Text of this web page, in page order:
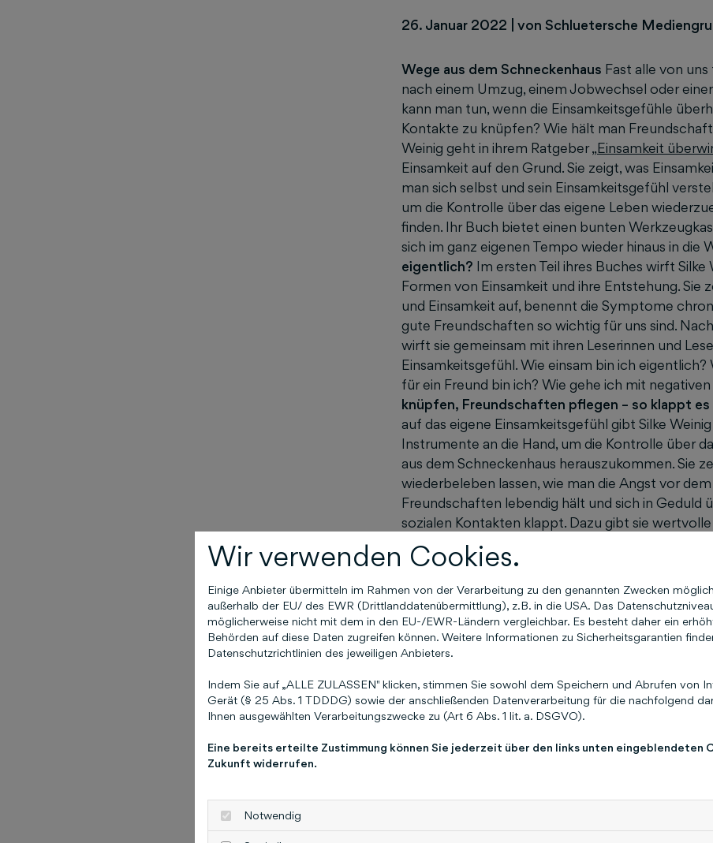
26. Januar 2022 von Schluetersche
Wege aus dem Schneckenhaus Fast alle von
nach einem Umzug, einem Jobwechsel oder
kann man tun, wenn die Einsamkeitsgefühle
Kontakte zu knüpfen? Wie hält man
Weinig geht in ihrem Ratgeber „Einsamkeit
Einsamkeit auf den Grund. Sie zeigt, was
man sich selbst und sein Einsamkeitsgefühl
um die Kontrolle über das eigene Leben
finden. Ihr Buch bietet einen bunten
sich im ganz eigenen Tempo wieder hinaus in die
eigentlich? Im ersten Teil ihres Buches wirft
Formen von Einsamkeit und ihre Entstehung. Sie
und Einsamkeit auf, benennt die Symptome
gute Freundschaften so wichtig für uns sind.
wirft sie gemeinsam mit ihren Leserinnen und
Einsamkeitsgefühl. Wie einsam bin ich
für ein Freund bin ich? Wie gehe ich mit
knüpfen, Freundschaften pflegen – so klappt es
auf das eigene Einsamkeitsgefühl gibt Silke
Instrumente an die Hand, um die Kontrolle über
aus dem Schneckenhaus herauszukommen. Sie
wiederbeleben lassen, wie man die Angst vor
Freundschaften lebendig hält und sich in
sozialen Kontakten klappt. Dazu gibt sie
kleine Notfallübungen gegen schlechte Gefühle.
Die Autorin
Silke Weinig ist Coach, Trainerin und Bloggerin.
ihre individuellen Stärken zu entwickeln, um das
der Beratung kommen ihr ihre mehrjährigen
Positionen, ihre psychologische Ausbildung und
zugute. Neben Coachings führt sie auch
und Workshops zu Selbstmanagement,
das Buch auf humboldt.de aufzurufen
Melanie Asche
asche@humboldt.deTelefon 0511 8550-2562
Co. KG Postanschrift: 30130 Hannover
www.humboldt.de
Wir verwenden Cookies.
Einige Anbieter übermitteln im Rahmen von der Verarbeitung zu den genannten Zwecken
außerhalb der EU/ des EWR (Drittlanddatenübermittlung), z.B. in die USA. Das
möglicherweise nicht mit dem in den EU-/EWR-Ländern vergleichbar. Es besteht daher ein
Behörden auf diese Daten zugreifen können. Weitere Informationen zu Sicherheitsgarantien
Datenschutzrichtlinien des jeweiligen Anbieters.
Indem Sie auf „ALLE ZULASSEN" klicken, stimmen Sie sowohl dem Speichern und Abrufen von
Gerät (§ 25 Abs. 1 TDDDG) sowie der anschließenden Datenverarbeitung für die nachfolgend
Ihnen ausgewählten Verarbeitungszwecke zu (Art 6 Abs. 1 lit. a. DSGVO).
Eine bereits erteilte Zustimmung können Sie jederzeit über den links unten eingeblendeten
Zukunft widerrufen.
Notwendig